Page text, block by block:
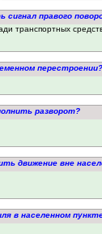
сигнал правого
транспортных
перестроении?
разворот?
движение вне
в населенном